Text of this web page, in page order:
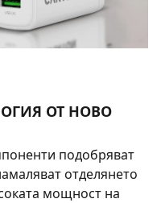
ОТ НОВО
подобряват
отделянето
мощност на